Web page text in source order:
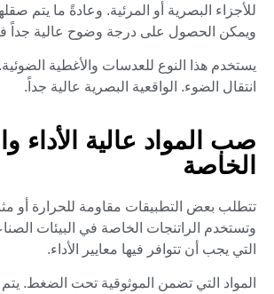
للأجزاء البصرية أو المرئية. وعادةً ما يتم
ويمكن الحصول على درجة وضوح عالية جداً
يستخدم هذا النوع للعدسات والأغطية
انتقال الضوء. الواقعية البصرية عالية جداً.
صب المواد عالية الأداء
الخاصة
تتطلب بعض التطبيقات مقاومة للحرارة أو
وتستخدم الراتنجات الخاصة في البيئات
التي يجب أن تتوافر فيها معايير الأداء.
المواد التي تضمن الموثوقية تحت الضغط. يتم